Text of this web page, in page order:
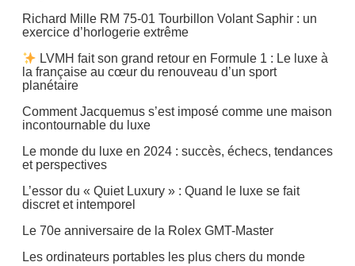
Richard Mille RM 75-01 Tourbillon Volant Saphir : un
exercice d’horlogerie extrême
LVMH fait son grand retour en Formule 1 : Le luxe à
la française au cœur du renouveau d’un sport
planétaire
Comment Jacquemus s’est imposé comme une maison
incontournable du luxe
Le monde du luxe en 2024 : succès, échecs, tendances
et perspectives
L’essor du « Quiet Luxury » : Quand le luxe se fait
discret et intemporel
Le 70e anniversaire de la Rolex GMT-Master
Les ordinateurs portables les plus chers du monde